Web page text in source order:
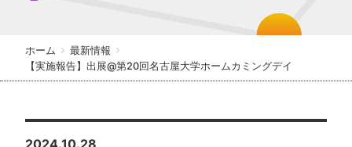
n
ホーム
最新情報
【実施報告】出展@第20回名古屋大学ホームカミングデイ
2024.10.28